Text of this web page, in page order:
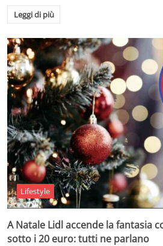
Leggi di più
Lifestyle
A Natale Lidl accende la fantasia
sotto i 20 euro: tutti ne parlano